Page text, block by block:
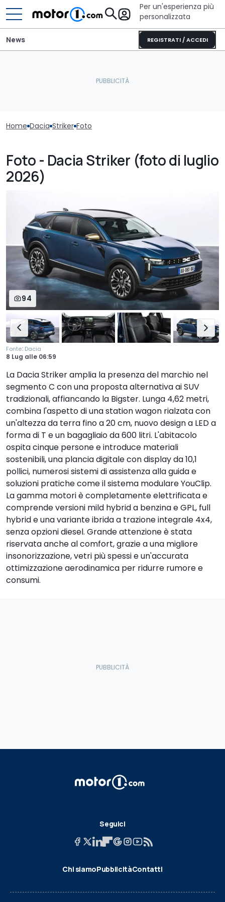
Per un'esperienza più
personalizzata
REGISTRATI / ACCEDI
News
Home Dacia Striker Foto
Foto - Dacia Striker (foto di luglio
2026)
94
Fonte: Dacia
8 Lug alle 06:59
La Dacia Striker amplia la presenza del marchio nel
segmento C con una proposta alternativa ai SUV
tradizionali, affiancando la Bigster. Lunga 4,62 metri,
combina l'aspetto di una station wagon rialzata con
un'altezza da terra fino a 20 cm, nuovo design a LED a
forma di T e un bagagliaio da 600 litri. L'abitacolo
ospita cinque persone e introduce materiali
sostenibili, una plancia digitale con display da 10,1
pollici, numerosi sistemi di assistenza alla guida e
soluzioni pratiche come il sistema modulare YouClip.
La gamma motori è completamente elettrificata e
comprende versioni mild hybrid a benzina e GPL, full
hybrid e una variante ibrida a trazione integrale 4x4,
senza opzioni diesel. Grande attenzione è stata
riservata anche al comfort, grazie a una migliore
insonorizzazione, vetri più spessi e un'accurata
ottimizzazione aerodinamica per ridurre rumore e
consumi.
Seguici
Chi siamoPubblicitàContatti